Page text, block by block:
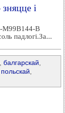
і
M99B144-B
падлогі.За...
балгарскай
польскай